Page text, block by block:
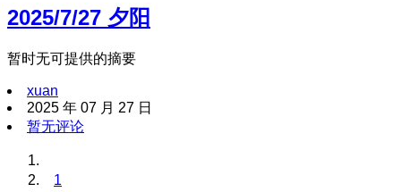
2025/7/27 夕阳
暂时无可提供的摘要
xuan
2025 年 07 月 27 日
暂无评论
1